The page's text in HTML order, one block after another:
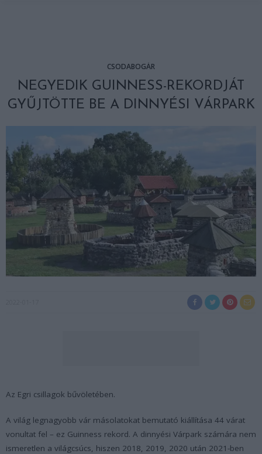
CSODABOGÁR
NEGYEDIK GUINNESS-REKORDJÁT
GYŰJTÖTTE BE A DINNYÉSI VÁRPARK
Az Egri csillagok bűvöletében.
A világ legnagyobb vár másolatokat bemutató kiállítása 44 várat
vonultat fel – ez Guinness rekord. A dinnyési Várpark számára nem
ismeretlen a világcsúcs, hiszen 2018, 2019, 2020 után 2021-ben